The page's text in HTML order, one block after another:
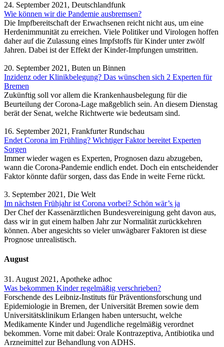
24. September 2021, Deutschlandfunk
Wie können wir die Pandemie ausbremsen?
Die Impfbereitschaft der Erwachsenen reicht nicht aus, um eine
Herdenimmunität zu erreichen. Viele Politiker und Virologen hoffen
daher auf die Zulassung eines Impfstoffs für Kinder unter zwölf
Jahren. Dabei ist der Effekt der Kinder-Impfungen umstritten.
20. September 2021, Buten un Binnen
Inzidenz oder Klinikbelegung? Das wünschen sich 2 Experten für
Bremen
Zukünftig soll vor allem die Krankenhausbelegung für die
Beurteilung der Corona-Lage maßgeblich sein. An diesem Dienstag
berät der Senat, welche Richtwerte wie bedeutsam sind.
16. September 2021, Frankfurter Rundschau
Endet Corona im Frühling? Wichtiger Faktor bereitet Experten
Sorgen
Immer wieder wagen es Experten, Prognosen dazu abzugeben,
wann die Corona-Pandemie endlich endet. Doch ein entscheidender
Faktor könnte dafür sorgen, dass das Ende in weite Ferne rückt.
3. September 2021, Die Welt
Im nächsten Frühjahr ist Corona vorbei? Schön wär’s ja
Der Chef der Kassenärztlichen Bundesvereinigung geht davon aus,
dass wir in gut einem halben Jahr zur Normalität zurückkehren
können. Aber angesichts so vieler unwägbarer Faktoren ist diese
Prognose unrealistisch.
August
31. August 2021, Apotheke adhoc
Was bekommen Kinder regelmäßig verschrieben?
Forschende des Leibniz-Instituts für Präventionsforschung und
Epidemiologie in Bremen, der Universität Bremen sowie dem
Universitätsklinikum Erlangen haben untersucht, welche
Medikamente Kinder und Jugendliche regelmäßig verordnet
bekommen. Vorne mit dabei: Orale Kontrazeptiva, Antibiotika und
Arzneimittel zur Behandlung von ADHS.